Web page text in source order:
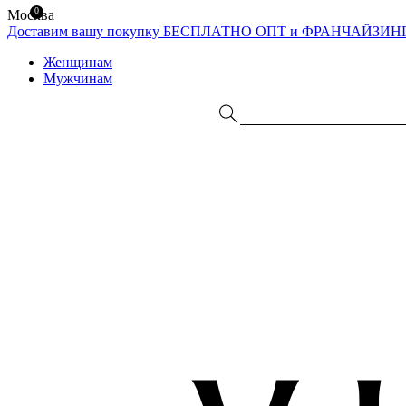
Москва
Доставим вашу покупку БЕСПЛАТНО ОПТ и
Женщинам
Мужчинам
0